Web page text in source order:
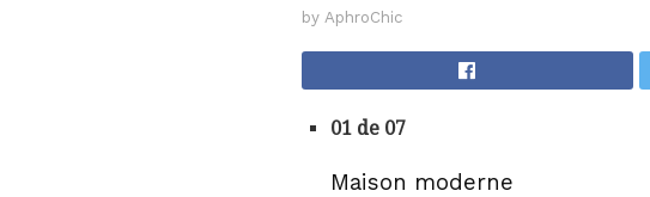
by AphroChic
01 de 07
Maison moderne